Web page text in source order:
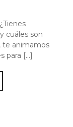
cuáles son
te animamos
para [...]